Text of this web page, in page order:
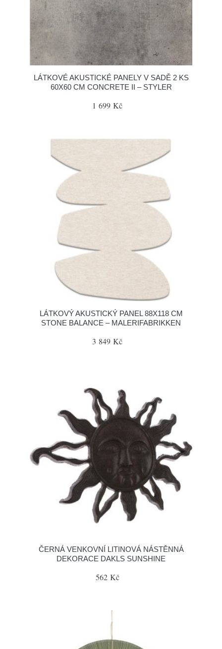
LÁTKOVÉ AKUSTICKÉ PANELY V SADĚ 2 KS
60X60 CM CONCRETE II – STYLER
1 699 Kč
LÁTKOVÝ AKUSTICKÝ PANEL 88X118 CM
STONE BALANCE – MALERIFABRIKKEN
3 849 Kč
ČERNÁ VENKOVNÍ LITINOVÁ NÁSTĚNNÁ
DEKORACE DAKLS SUNSHINE
562 Kč